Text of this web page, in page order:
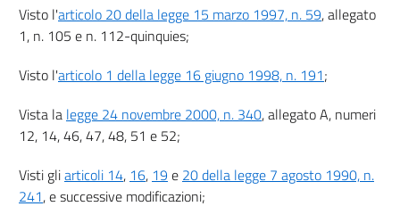
Sezione II
Contributo di costruzione
16
18
19
Sezione III
Procedimento
Visto l'articolo 20 della legge 15 marzo 1997, n. 59, allegato
1, n. 105 e n. 112-quinquies;
Visto l'articolo 1 della legge 16 giugno 1998, n. 191;
Vista la legge 24 novembre 2000, n. 340, allegato A, numeri
12, 14, 46, 47, 48, 51 e 52;
Visti gliarticoli 14, 16, 19 e 20 della legge 7 agosto 1990, n.
241, e successive modificazioni;